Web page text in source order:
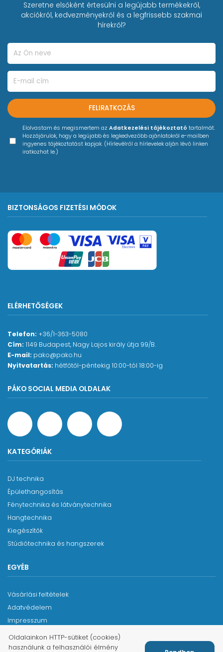
Szeretne elsőként értesülni a legújabb termékekről,
akciókról, kedvezményekről és a legfrissebb szakmai
hírekről?
FELIRATKOZÁS
Elolvastam és megismertem az Adatkezelési tájékoztató tartalmát.
Hozzájárulok, hogy a legújabb és legkedvezőbb ajánlatokról e-mailben
ingyenes tájékoztatást kapjak. (Hírlevélről a hírlevelek alján lévő linken
iratkozhat le.)
BIZTONSÁGOS FIZETÉSI MÓDOK
ELÉRHETŐSÉGEK
Telefon: +36/1-363-5080
Cím: 1149 Budapest, Nagy Lajos király útja 99/B.
E-mail: pako@pako.hu
Nyitvatartás: hétfőtől-péntekig 10:00-tól 18:00-ig
PÁKO SOCIAL MEDIA OLDALAK
KATEGÓRIÁK
DJ technika
Épülethangosítás
Fénytechnika és látványtechnika
Hangtechnika
Kiegészítők
Stúdiótechnika és hangszerek
EGYÉB
Vásárlási feltételek
Adatvédelem
Impresszum
Oldalainkon HTTP-sütiket (cookies)
használunk a felhasználói élmény